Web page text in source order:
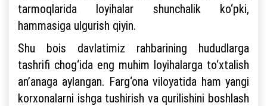
tarmoqlarida loyihalar shunchalik ko‘pki,
hammasiga ulgurish qiyin.
Shu bois davlatimiz rahbarining hududlarga
tashrifi chog‘ida eng muhim loyihalarga to‘xtalish
an’anaga aylangan. Farg‘ona viloyatida ham yangi
korxonalarni ishga tushirish va qurilishini boshlash